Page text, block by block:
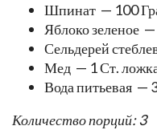
Шпинат — 100
Яблоко зеленое
Сельдерей
Мед — 1 Ст.
Вода питьевая —
Количество порций: 3